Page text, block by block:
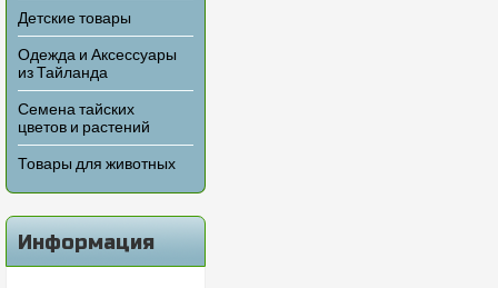
Детские товары
Одежда и Аксессуары
из Тайланда
Семена тайских
цветов и растений
Товары для животных
Информация